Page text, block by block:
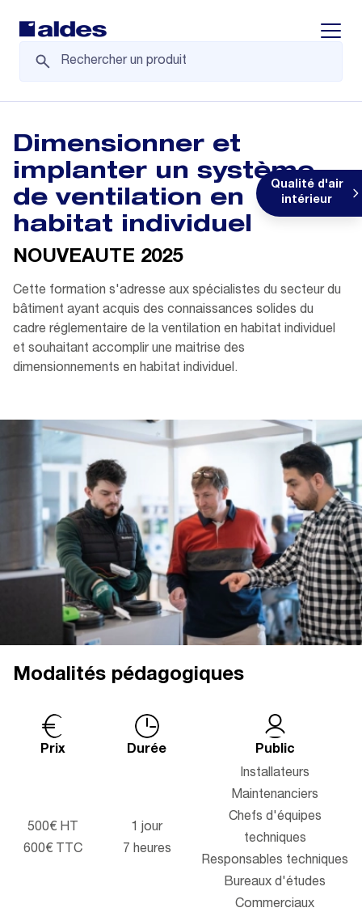
Qualité d'air
intérieur
Dimensionner et
implanter un système
de ventilation en
habitat individuel
NOUVEAUTE 2025
Cette formation s'adresse aux spécialistes du secteur du
bâtiment ayant acquis des connaissances solides du
cadre réglementaire de la ventilation en habitat individuel
et souhaitant accomplir une maitrise des
dimensionnements en habitat individuel.
Modalités pédagogiques
Prix Durée Public
500€ HT
600€ TTC
1 jour
7 heures
Installateurs
Maintenanciers
Chefs d'équipes
techniques
Responsables techniques
Bureaux d'études
Commerciaux